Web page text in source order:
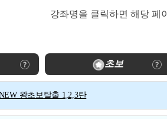
강좌명을 클릭하면 해당 페
초보
왕초보탈출 1,2,3탄